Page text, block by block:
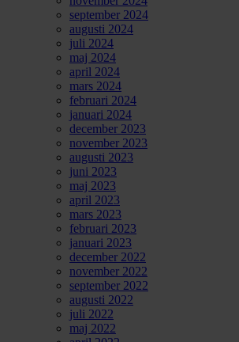
september 2024
augusti 2024
juli 2024
maj 2024
april 2024
mars 2024
februari 2024
januari 2024
december 2023
november 2023
augusti 2023
juni 2023
maj 2023
april 2023
mars 2023
februari 2023
januari 2023
december 2022
november 2022
september 2022
augusti 2022
juli 2022
maj 2022